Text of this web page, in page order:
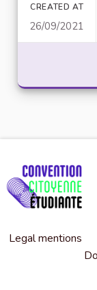
CREATED AT
26/09/2021
Legal mentions